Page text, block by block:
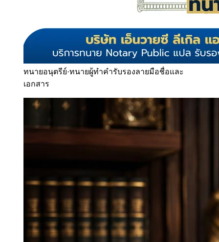
ทนายอนุตรีย์·ทนายผู้ทำคำรับรองลายมือชื่อและ
เอกสาร